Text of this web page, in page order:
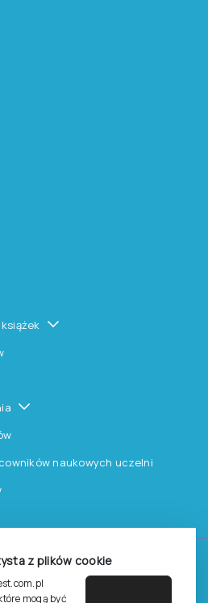
z plików cookie
mogą być
naukowych uczelni
Polskiego
sp. z o.o.